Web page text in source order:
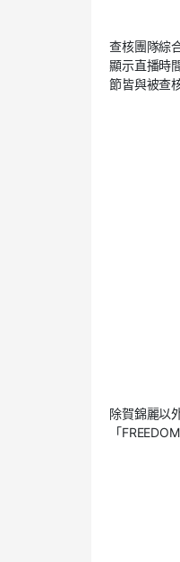
查核團隊綜
顯示直播時
節皆與被查
除賀錦麗以
「